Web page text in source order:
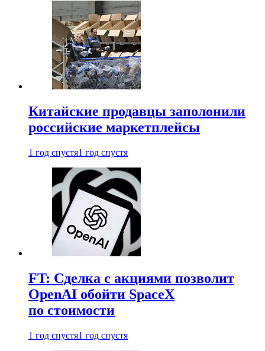
Китайские продавцы заполонили
российские маркетплейсы
1 год спустя1 год спустя
FT: Сделка с акциями позволит
OpenAI обойти SpaceX
по стоимости
1 год спустя1 год спустя